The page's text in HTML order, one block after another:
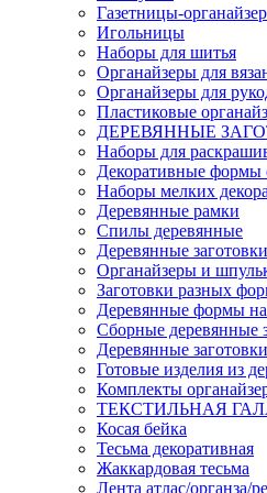
Газетницы-
Игольницы
Наборы для шитья
Органайзеры для
Органайзеры для
Пластиковые
ДЕРЕВЯННЫЕ
Наборы для
Декоративные формы
Наборы мелких
Деревянные рамки
Спилы деревянные
Деревянные
Органайзеры и
Заготовки разных
Деревянные формы на
Сборные деревянные
Деревянные
Готовые изделия из
Комплекты
ТЕКСТИЛЬНАЯ
Косая бейка
Тесьма декоративная
Жаккардовая тесьма
Лента атлас/органза/